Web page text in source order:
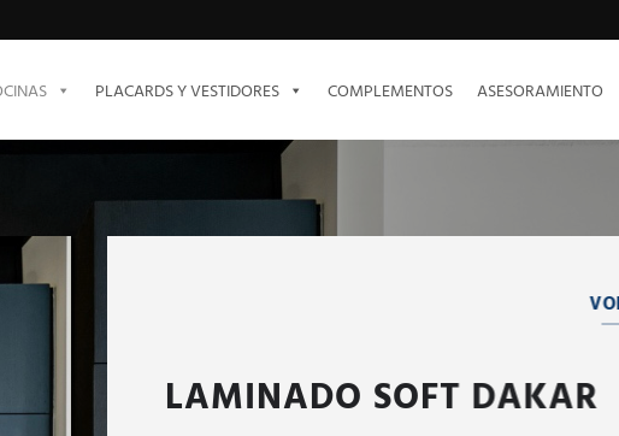
PLACARDS Y VESTIDORES COMPLEMENTOS ASESORAMIENTO
LAMINADO SOFT DAKAR